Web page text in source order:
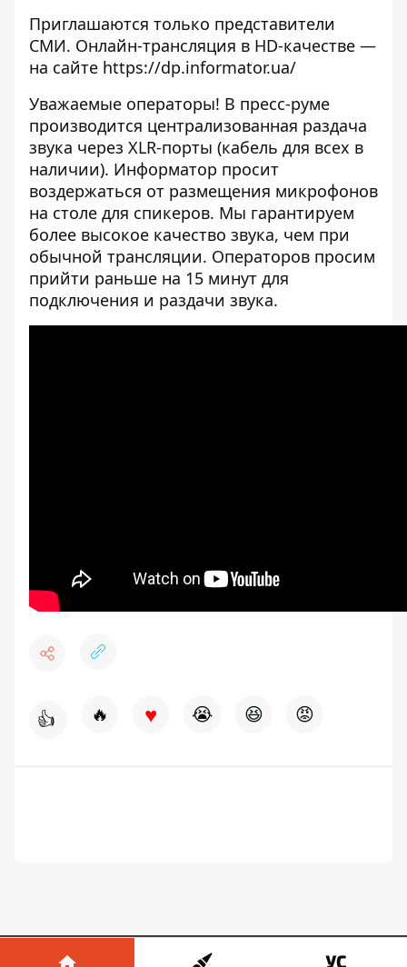
Приглашаются только представители
СМИ. Онлайн-трансляция в HD-качестве —
на сайте https://dp.informator.ua/
Уважаемые операторы! В пресс-руме
производится централизованная раздача
звука через XLR-порты (кабель для всех в
наличии). Информатор просит
воздержаться от размещения микрофонов
на столе для спикеров. Мы гарантируем
более высокое качество звука, чем при
обычной трансляции. Операторов просим
прийти раньше на 15 минут для
подключения и раздачи звука.
👍 🔥 ♥ 😭 😆 😡